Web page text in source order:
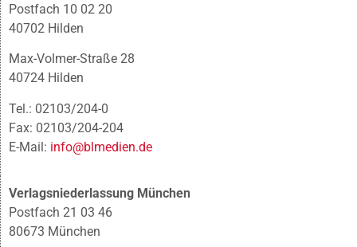
Postfach 10 02 20
40702 Hilden
Max-Volmer-Straße 28
40724 Hilden
Tel.: 02103/204-0
Fax: 02103/204-204
E-Mail: info@blmedien.de
Verlagsniederlassung München
Postfach 21 03 46
80673 München